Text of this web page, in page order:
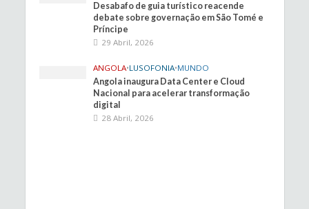
Desabafo de guia turístico reacende
debate sobre governação em São Tomé e
Príncipe
29 Abril, 2026
ANGOLA•LUSOFONIA•MUNDO
Angola inaugura Data Center e Cloud
Nacional para acelerar transformação
digital
28 Abril, 2026